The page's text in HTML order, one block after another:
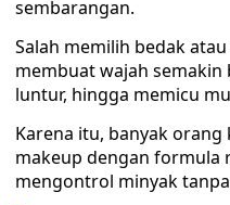
sembarangan.
Salah memilih bedak
membuat wajah
luntur, hingga memicu
Karena itu, banyak
makeup dengan formula
mengontrol minyak